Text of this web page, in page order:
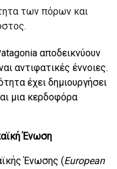
των πόρων και
αποδεικνύουν
αντιφατικές έννοιες.
έχει δημιουργήσει
μια κερδοφόρα
Ένωση
Ένωσης (European